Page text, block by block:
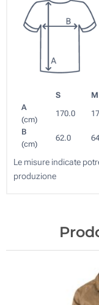
S M
A
(cm)
170.0
B
(cm)
62.0
Le misure indicate
produzione